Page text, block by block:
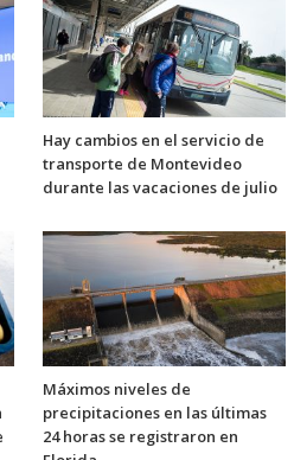
Hay cambios en el servicio de
transporte de Montevideo
durante las vacaciones de julio
Máximos niveles de
precipitaciones en las últimas
24 horas se registraron en